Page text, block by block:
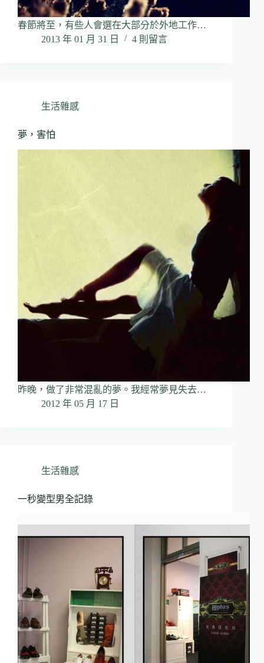
春節將至，有些人會選在大部分於外地工作…
2013 年 01 月 31 日
4 則留言
生活雜感
夢，害怕
昨晚，做了非常混亂的夢。我經常夢見失去…
2012 年 05 月 17 日
生活雜感
一秒變型男全記錄